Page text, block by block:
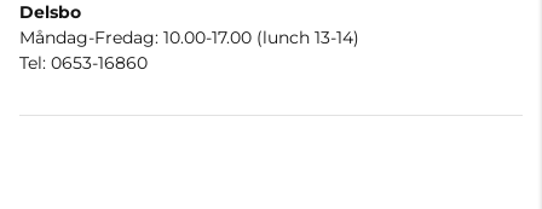
Delsbo
Måndag-Fredag: 10.00-17.00 (lunch 13-14)
Tel: 0653-16860